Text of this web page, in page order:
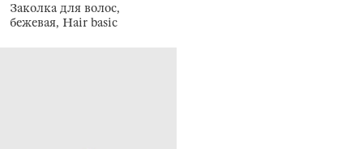
Заколка для волос,
бежевая, Hair basic